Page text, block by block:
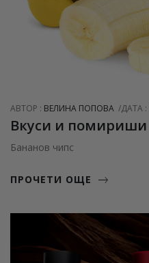
АВТОР : ВЕЛИНА ПОПОВА ДАТА :
Вкуси и помириши
Бананов чипс
ПРОЧЕТИ ОЩЕ